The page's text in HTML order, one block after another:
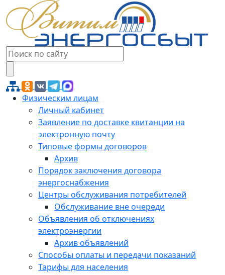
Физическим лицам
Личный кабинет
Заявление по доставке квитанции на
электронную почту
Типовые формы договоров
Архив
Порядок заключения договора
энергоснабжения
Центры обслуживания потребителей
Обслуживание вне очереди
Объявления об отключениях
электроэнергии
Архив объявлений
Способы оплаты и передачи показаний
Тарифы для населения